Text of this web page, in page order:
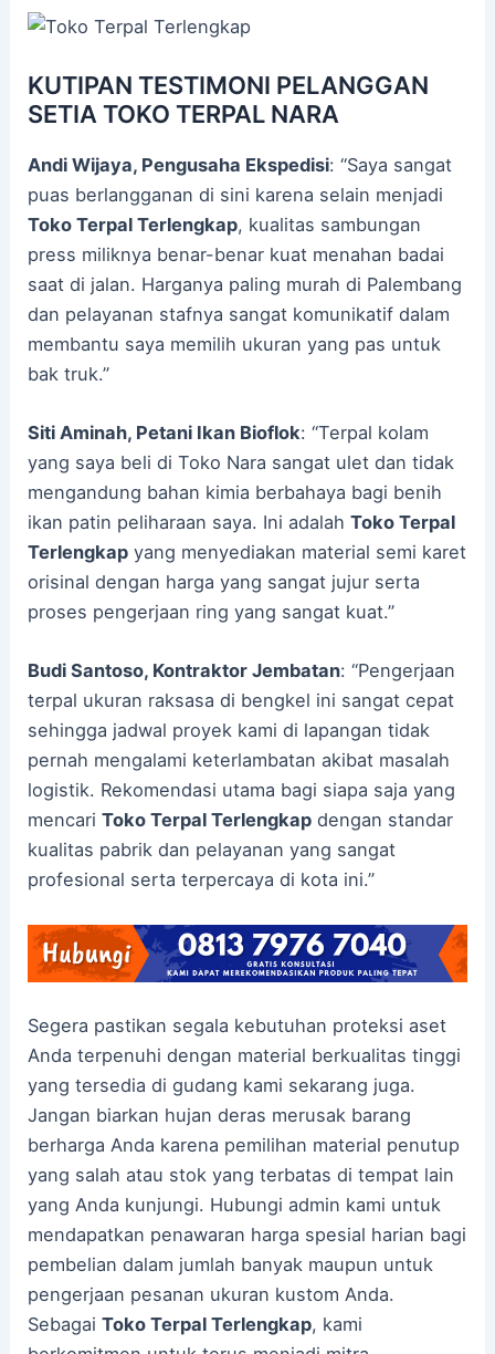
KUTIPAN TESTIMONI PELANGGAN
SETIA TOKO TERPAL NARA
Andi Wijaya, Pengusaha Ekspedisi: “Saya sangat
puas berlangganan di sini karena selain menjadi
Toko Terpal Terlengkap, kualitas sambungan
press miliknya benar-benar kuat menahan badai
saat di jalan. Harganya paling murah di Palembang
dan pelayanan stafnya sangat komunikatif dalam
membantu saya memilih ukuran yang pas untuk
bak truk.”
Siti Aminah, Petani Ikan Bioflok: “Terpal kolam
yang saya beli di Toko Nara sangat ulet dan tidak
mengandung bahan kimia berbahaya bagi benih
ikan patin peliharaan saya. Ini adalahToko Terpal
Terlengkap yang menyediakan material semi karet
orisinal dengan harga yang sangat jujur serta
proses pengerjaan ring yang sangat kuat.”
Budi Santoso, Kontraktor Jembatan: “Pengerjaan
terpal ukuran raksasa di bengkel ini sangat cepat
sehingga jadwal proyek kami di lapangan tidak
pernah mengalami keterlambatan akibat masalah
logistik. Rekomendasi utama bagi siapa saja yang
mencariToko Terpal Terlengkap dengan standar
kualitas pabrik dan pelayanan yang sangat
profesional serta terpercaya di kota ini.”
Segera pastikan segala kebutuhan proteksi aset
Anda terpenuhi dengan material berkualitas tinggi
yang tersedia di gudang kami sekarang juga.
Jangan biarkan hujan deras merusak barang
berharga Anda karena pemilihan material penutup
yang salah atau stok yang terbatas di tempat lain
yang Anda kunjungi. Hubungi admin kami untuk
mendapatkan penawaran harga spesial harian bagi
pembelian dalam jumlah banyak maupun untuk
pengerjaan pesanan ukuran kustom Anda.
SebagaiToko Terpal Terlengkap, kami